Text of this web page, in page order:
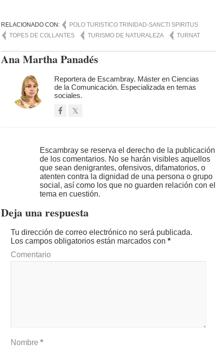
RELACIONADO CON:
POLO TURISTICO TRINIDAD-SANCTI SPIRITUS
TOPES DE COLLANTES
TURISMO DE NATURALEZA TURNAT
Ana Martha Panadés
Reportera de Escambray. Máster en Ciencias
de la Comunicación. Especializada en temas
sociales.
Escambray se reserva el derecho de la publicación
de los comentarios. No se harán visibles aquellos
que sean denigrantes, ofensivos, difamatorios, o
atenten contra la dignidad de una persona o grupo
social, así como los que no guarden relación con el
tema en cuestión.
Deja una respuesta
Tu dirección de correo electrónico no será publicada.
Los campos obligatorios están marcados con*
Comentario
Nombre*